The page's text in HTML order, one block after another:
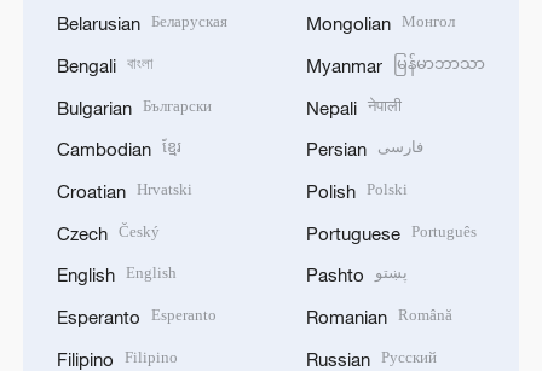
Belarusian Беларуская
Bengali বাংলা
Bulgarian Български
Cambodian ខ្មែរ
Croatian Hrvatski
Czech Český
English English
Esperanto Esperanto
Filipino Filipino
Mongolian Монгол
Myanmar မြန်မာဘာသာ
Nepali नेपाली
Persian فارسی
Polish Polski
Portuguese Português
Pashto پښتو
Romanian Română
Russian Русский